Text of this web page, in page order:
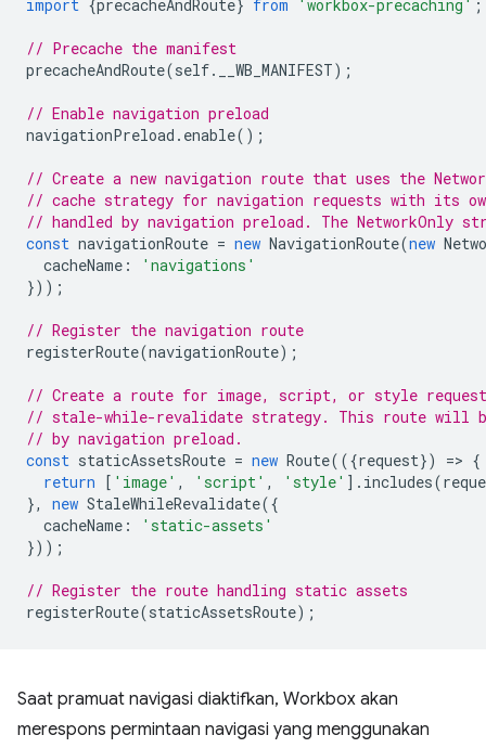
import {precacheAndRoute} from 'workbox-precaching' ;
// Precache the manifest
precacheAndRoute(self. __WB_MANIFEST);
// Enable navigation preload
navigationPreload . enable();
// Create a new navigation route that uses the
// cache strategy for navigation requests with its
// handled by navigation preload. The NetworkOnly
const navigationRoute = new NavigationRoute(new
cacheName :
'navigations'
}));
// Register the navigation route
registerRoute(navigationRoute);
// Create a route for image, script, or style
// stale-while-revalidate strategy. This route will
// by navigation preload.
const staticAssetsRoute = new Route(({request}) => {
return
[ 'image' , 'script' , 'style' ]. includes(
},
new StaleWhileRevalidate({
cacheName :
'static-assets'
}));
// Register the route handling static assets
registerRoute(staticAssetsRoute);
Saat pramuat navigasi diaktifkan, Workbox akan
merespons permintaan navigasi yang menggunakan